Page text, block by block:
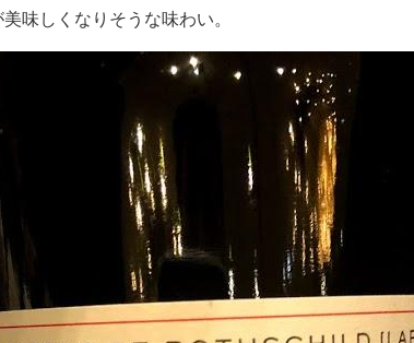
味しくなりそうな味わい。